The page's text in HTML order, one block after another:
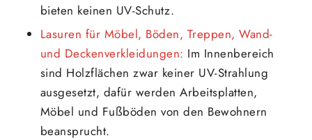
bieten keinen UV-Schutz.
Lasuren für Möbel, Böden, Treppen, Wand-
und Deckenverkleidungen: Im Innenbereich
sind Holzflächen zwar keiner UV-Strahlung
ausgesetzt, dafür werden Arbeitsplatten,
Möbel und Fußböden von den Bewohnern
beansprucht.